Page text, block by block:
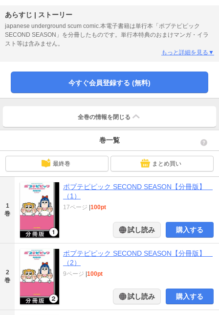
あらすじ | ストーリー
japanese underground scum comic.本電子書籍は単行本「ポプテピピック
SECOND SEASON」を分冊したものです。単行本特典のおまけマンガ・イラ
スト等は含みません。
もっと詳細を見る▼
今すぐ会員登録する (無料)
全巻の情報を 閉じる
巻一覧
最終巻 まとめ買い
1
巻
ポプテピピック SECOND SEASON【分冊版】
（1）
17ページ 100pt
試し読み 購入する
2
巻
ポプテピピック SECOND SEASON【分冊版】
（2）
9ページ 100pt
試し読み 購入する